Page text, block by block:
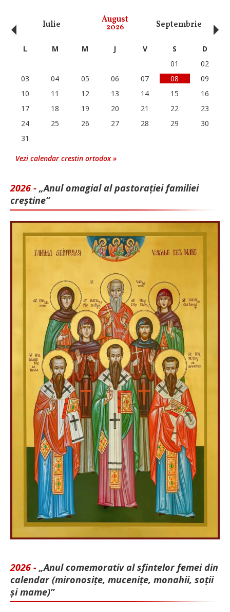
Iulie August
2026 Septembrie
‹ L M M J V S
D
01
02
03
04 05 06 07 08
09
10
11 12 13 14 15
16
17
18 19 20 21 22
23
24
25 26 27 28 29
30
31
Vezi calendar crestin ortodox »
2026 - „Anul omagial al pastorației familiei
creștine”
2026 - „Anul comemorativ al sfintelor femei din
calendar (mironosițe, mu­cenițe, monahii, soții
și mame)”